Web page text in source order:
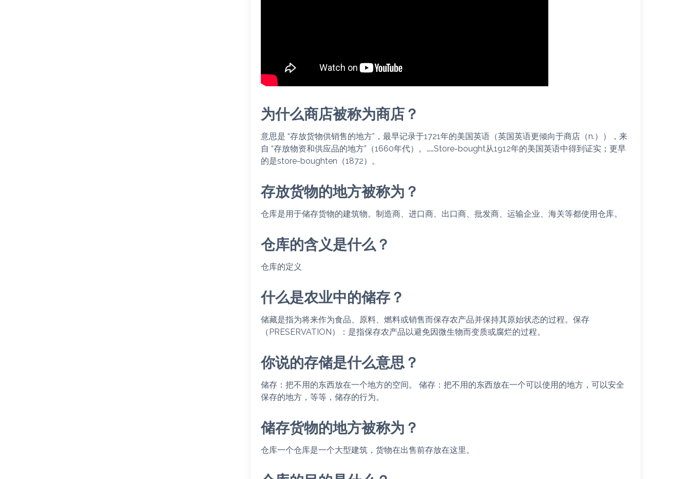
为什么商店被称为商店？
意思是 “存放货物供销售的地方”，最早记录于1721年的美国英语（英国英语更倾向于商店（n.）），来
自 “存放物资和供应品的地方”（1660年代）。……Store-bought从1912年的美国英语中得到证实；更早
的是store-boughten（1872）。
存放货物的地方被称为？
仓库是用于储存货物的建筑物。制造商、进口商、出口商、批发商、运输企业、海关等都使用仓库。
仓库的含义是什么？
仓库的定义
什么是农业中的储存？
储藏是指为将来作为食品、原料、燃料或销售而保存农产品并保持其原始状态的过程。保存
（PRESERVATION）：是指保存农产品以避免因微生物而变质或腐烂的过程。
你说的存储是什么意思？
储存：把不用的东西放在一个地方的空间。 储存：把不用的东西放在一个可以使用的地方，可以安全
保存的地方，等等，储存的行为。
储存货物的地方被称为？
仓库一个仓库是一个大型建筑，货物在出售前存放在这里。